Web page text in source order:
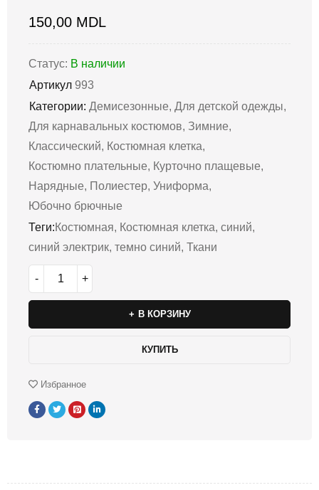
150,00 MDL
Статус: В наличии
Артикул 993
Категории: Демисезонные, Для детской одежды,
Для карнавальных костюмов, Зимние,
Классический, Костюмная клетка,
Костюмно плательные, Курточно плащевые,
Нарядные, Полиестер, Униформа,
Юбочно брючные
Теги:Костюмная, Костюмная клетка, синий,
синий электрик, темно синий, Ткани
В КОРЗИНУ
КУПИТЬ
Избранное